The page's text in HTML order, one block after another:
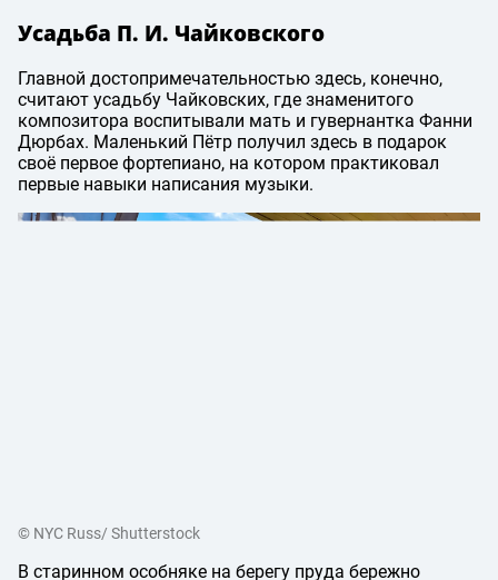
Усадьба П. И. Чайковского
Главной достопримечательностью здесь, конечно,
считают усадьбу Чайковских, где знаменитого
композитора воспитывали мать и гувернантка Фанни
Дюрбах. Маленький Пётр получил здесь в подарок
своё первое фортепиано, на котором практиковал
первые навыки написания музыки.
© NYC Russ/ Shutterstock
В старинном особняке на берегу пруда бережно